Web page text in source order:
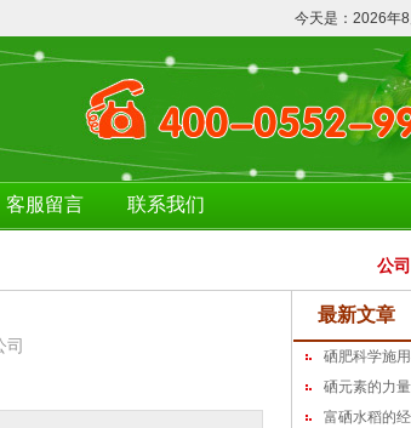
欢迎广大客户咨询订购！含量不达标，全额退款！今天是：2026
客服留言 联系我们
公
最新文章
硒肥科学施
硒元素的力
富硒水稻的
司